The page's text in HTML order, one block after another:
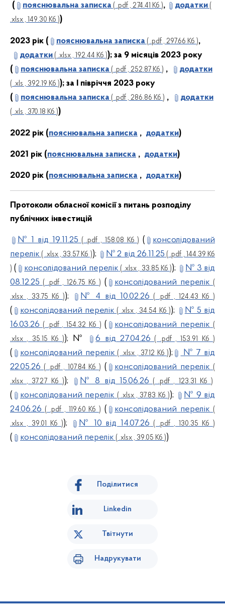
(
пояснювальна записка ( .pdf , 274.41 Кб ), додатки (
.xlsx , 149.30 Кб ))
2023 рік ( пояснювальна записка ( .pdf , 297.66 Кб ),
додатки ( .xlsx , 192.44 Кб )); за 9 місяців 2023 року
(
пояснювальна записка ( .pdf , 252.87 Кб ) , додатки
( .xls , 392.19 Кб )); за І півріччя 2023 року
(
пояснювальна записка ( .pdf , 286.86 Кб ) , додатки
( .xls , 370.18 Кб ))
2022 рік (пояснювальна записка , додатки)
2021 рік (пояснювальна записка , додатки)
2020 рік (пояснювальна записка , додатки)
Протоколи обласної комісії з питань розподілу
публічних інвестицій
№ 1 від 19.11.25 ( .pdf , 158.08 Кб ) (
консолідований
перелік ( .xlsx , 33.57 Кб )); № 2 від 26.11.25 ( .pdf , 144.39 Кб
) ( консолідований перелік ( .xlsx , 33.85 Кб ));
№ 3 від
08.12.25 ( .pdf , 126.75 Кб ) ( консолідований перелік (
.xlsx , 33.75 Кб )); № 4 від 10.02.26 ( .pdf , 124.43 Кб )
( консолідований перелік ( .xlsx , 34.54 Кб ));
№ 5 від
16.03.26 ( .pdf , 154.32 Кб ) ( консолідований перелік (
.xlsx , 35.15 Кб )); № 6 від 27.04.26 ( .pdf , 153.91 Кб )
( консолідований перелік ( .xlsx , 37.12 Кб ));
№ 7 від
22.05.26 ( .pdf , 107.84 Кб ) ( консолідований перелік (
.xlsx , 37.27 Кб )); № 8 від 15.06.26 ( .pdf , 123.31 Кб )
( консолідований перелік ( .xlsx , 37.83 Кб ));
№ 9 від
24.06.26 ( .pdf , 119.60 Кб ) ( консолідований перелік (
.xlsx , 39.01 Кб )); № 10 від 14.07.26 ( .pdf , 130.35 Кб )
( консолідований перелік ( .xlsx , 39.05 Кб ))
Поділитися
Linkedin
Твітнути
Надрукувати